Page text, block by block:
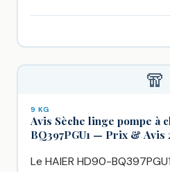
🧣
9 KG
Avis Sèche linge pompe à
BQ397PGU1 — Prix & Avis
Le HAIER HD90-